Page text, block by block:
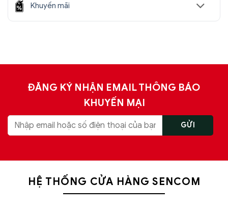
Khuyến mãi
ĐĂNG KÝ NHẬN EMAIL THÔNG BÁO
KHUYẾN MẠI
HỆ THỐNG CỬA HÀNG SENCOM